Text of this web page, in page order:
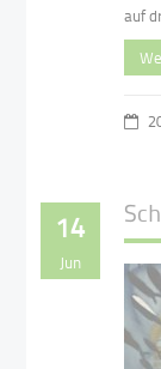
auf
14
Jun